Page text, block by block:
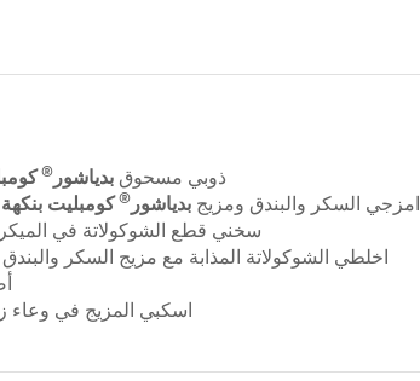
ذوبي مسحوق بدياشور ®
امزجي السكر والبندق ومزيج بدياشور ®كومبليت
سخني قطع الشوكولاتة في
اخلطي الشوكولاتة المذابة مع مزيج السكر
اسكبي المزيج في وعاء